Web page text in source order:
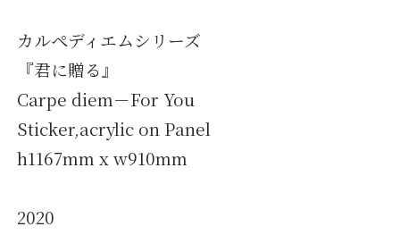
カルペディエムシリーズ
『君に贈る』
Carpe diem－For You
Sticker,acrylic on Panel
h1167mm x w910mm
2020